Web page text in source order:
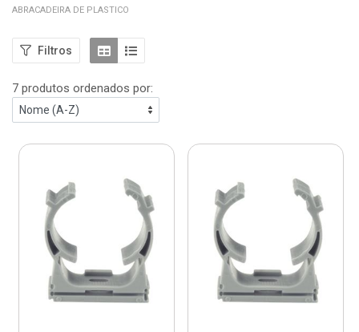
ABRACADEIRA DE PLASTICO
Filtros
7 produtos ordenados por: